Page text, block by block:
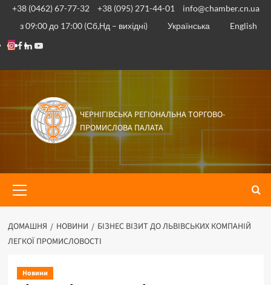
Перейти
вмісту
+38 (0462) 67-77-32 +38 (095) 271-44-01
info@chamber.cn.ua
з 09:00 до 17:00 (Сб,Нд – вихідні)
Українська
English
Instagram
Facebook
Linkedin
Youtube
ЧЕРНІГІВСЬКА РЕГІОНАЛЬНА ТОРГОВО-
ПРОМИСЛОВА ПАЛАТА
меню
ДОМАШНЯ НОВИНИ
БІЗНЕС ВІЗИТ ДО ЛЬВІВСЬКИХ КОМПАНІЙ
ЛЕГКОЇ ПРОМИСЛОВОСТІ
Новини